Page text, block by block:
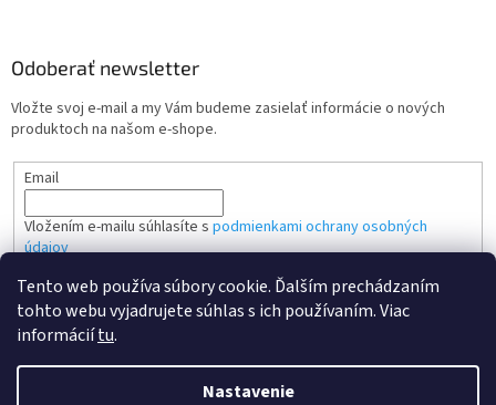
Tento web používa súbory cookie. Ďalším prechádzaním
tohto webu vyjadrujete súhlas s ich používaním. Viac
informáciítu.
Nastavenie
Odoberať newsletter
Vložte svoj e-mail a my Vám budeme zasielať informácie o nových
produktoch na našom e-shope.
Email
Vložením e-mailu súhlasíte s podmienkami ochrany osobných
údajov
PRIHLÁSIŤ SA
Vytvoril Shoptet